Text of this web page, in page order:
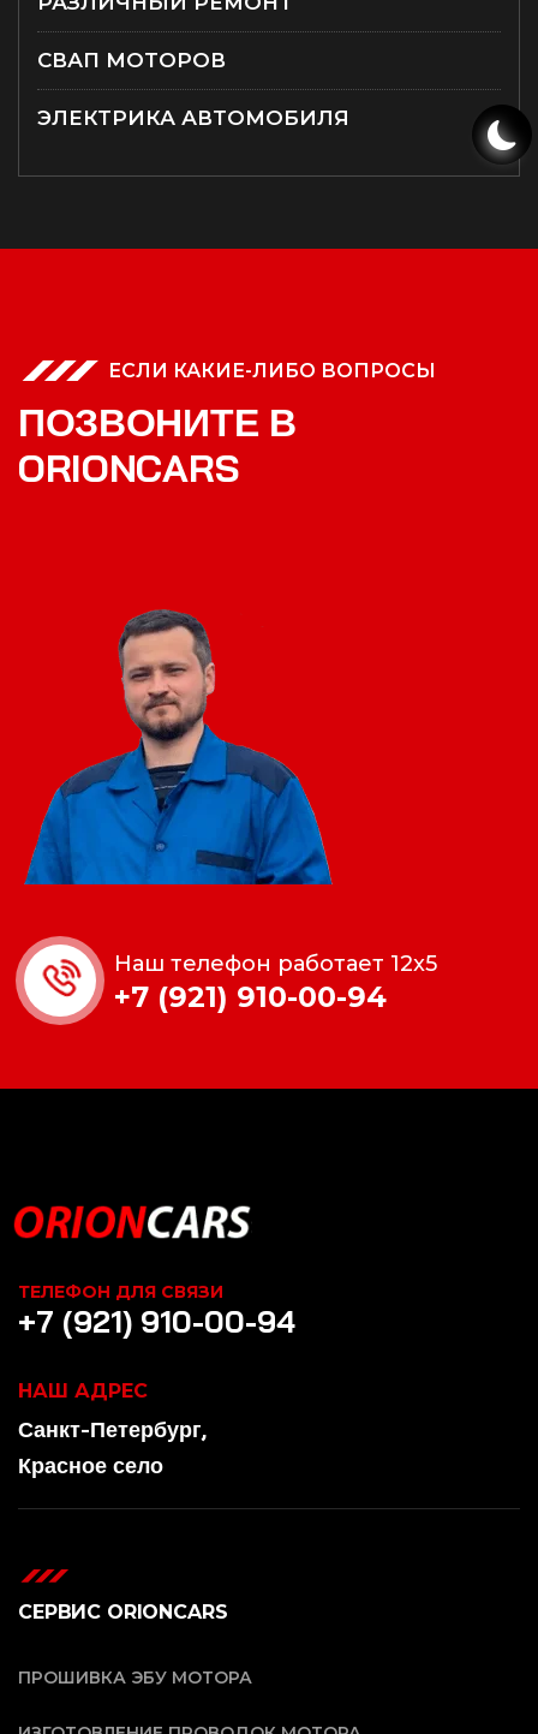
СВАП МОТОРОВ
ЭЛЕКТРИКА АВТОМОБИЛЯ
ЕСЛИ КАКИЕ-ЛИБО ВОПРОСЫ
ПОЗВОНИТЕ В
ORIONCARS
Наш телефон работает 12x5
+7 (921) 910-00-94
ТЕЛЕФОН ДЛЯ СВЯЗИ
+7 (921) 910-00-94
НАШ АДРЕС
Санкт-Петербург,
Красное село
СЕРВИС ORIONCARS
ПРОШИВКА ЭБУ МОТОРА